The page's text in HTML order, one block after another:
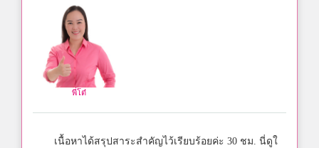
พี่โต๋
เนื้อหาได้สรุปสาระสำคัญไว้เรียบร้อยค่ะ 30 ชม. นี่ดูใ